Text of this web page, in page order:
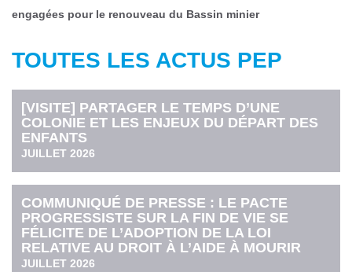
engagées pour le renouveau du Bassin minier
TOUTES LES ACTUS PEP
[VISITE] PARTAGER LE TEMPS D’UNE
COLONIE ET LES ENJEUX DU DÉPART DES
ENFANTS
JUILLET 2026
COMMUNIQUÉ DE PRESSE : LE PACTE
PROGRESSISTE SUR LA FIN DE VIE SE
FÉLICITE DE L’ADOPTION DE LA LOI
RELATIVE AU DROIT À L’AIDE À MOURIR
JUILLET 2026